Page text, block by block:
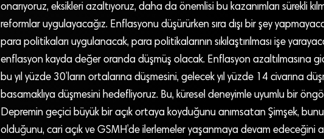
onarıyoruz, eksikleri azaltıyoruz, daha da önemlisi bu kazanımları sürekli
reformlar uygulayacağız. Enflasyonu düşürürken sıra dışı bir şey
para politikaları uygulanacak, para politikalarının sıkılaştırılması işe
enflasyon kayda değer oranda düşmüş olacak. Enflasyon azaltılmasına
bu yıl yüzde 30’ların ortalarına düşmesini, gelecek yıl yüzde 14 civarına
basamaklıya düşmesini hedefliyoruz. Bu, küresel deneyimle uyumlu bir
Depremin geçici büyük bir açık ortaya koyduğunu anımsatan Şimşek,
olduğunu, cari açık ve GSMH’de ilerlemeler yaşanmaya devam edeceğini